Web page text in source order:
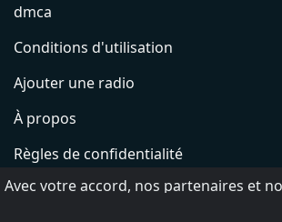
dmca
Conditions d'utilisation
Ajouter une radio
À propos
Règles de confidentialité
Aide